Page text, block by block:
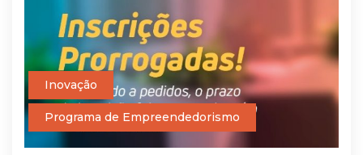
Inovação
Programa de Empreendedorismo